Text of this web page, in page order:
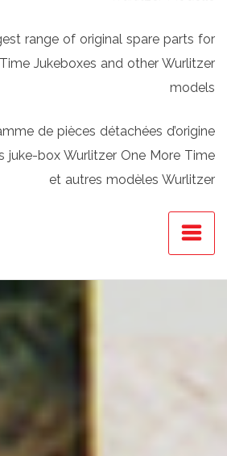
range of original spare parts for
Jukeboxes and other Wurlitzer
models
de pièces détachées d’origine
juke-box Wurlitzer One More Time
et autres modèles Wurlitzer